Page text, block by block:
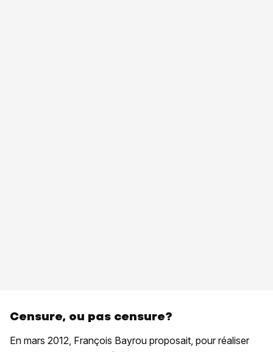
Censure, ou pas censure?
En mars 2012, François Bayrou proposait, pour réaliser